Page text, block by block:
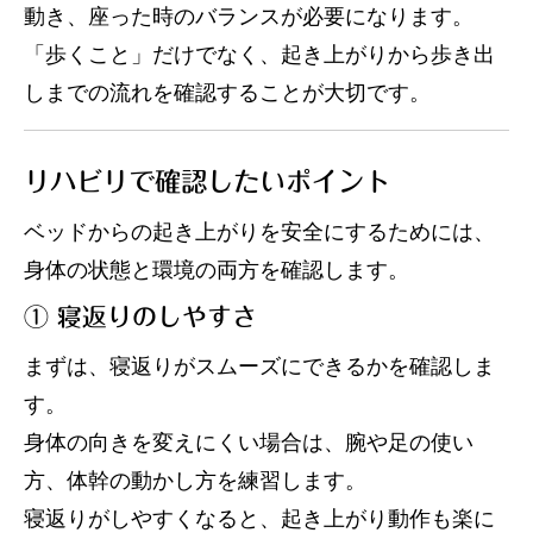
動き、座った時のバランスが必要になります。
「歩くこと」だけでなく、起き上がりから歩き出
しまでの流れを確認することが大切です。
リハビリで確認したいポイント
ベッドからの起き上がりを安全にするためには、
身体の状態と環境の両方を確認します。
① 寝返りのしやすさ
まずは、寝返りがスムーズにできるかを確認しま
す。
身体の向きを変えにくい場合は、腕や足の使い
方、体幹の動かし方を練習します。
寝返りがしやすくなると、起き上がり動作も楽に